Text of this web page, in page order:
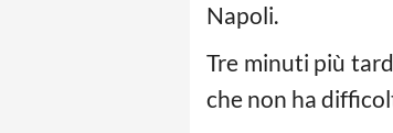
Napoli.
Tre minuti più
che non ha